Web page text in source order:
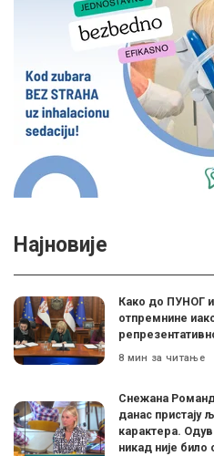
Најновије
Како до ПУНОГ
отпремнине
8 мин за читање
Снежана
данас пристају
карактера.
никад није било